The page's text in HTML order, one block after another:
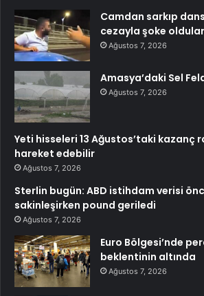
Camdan sarkıp
cezayla şoke oldular
Ağustos 7, 2026
Amasya’daki Sel
Ağustos 7, 2026
Yeti hisseleri 13 Ağustos’taki kazanç
hareket edebilir
Ağustos 7, 2026
Sterlin bugün: ABD istihdam verisi
sakinleşirken pound geriledi
Ağustos 7, 2026
Euro Bölgesi’nde
beklentinin altında
Ağustos 7, 2026